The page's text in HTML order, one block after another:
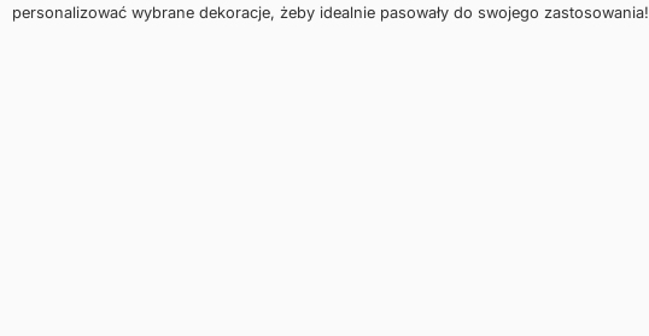
personalizować wybrane dekoracje, żeby idealnie pasowały do swojego zastosowania!